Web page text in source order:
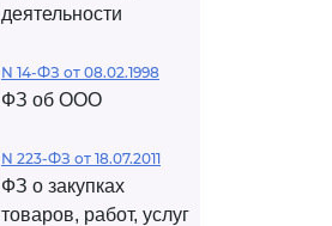
деятельности
N 14-ФЗ от 08.02.1998
ФЗ об ООО
N 223-ФЗ от 18.07.2011
ФЗ о закупках
товаров, работ, услуг